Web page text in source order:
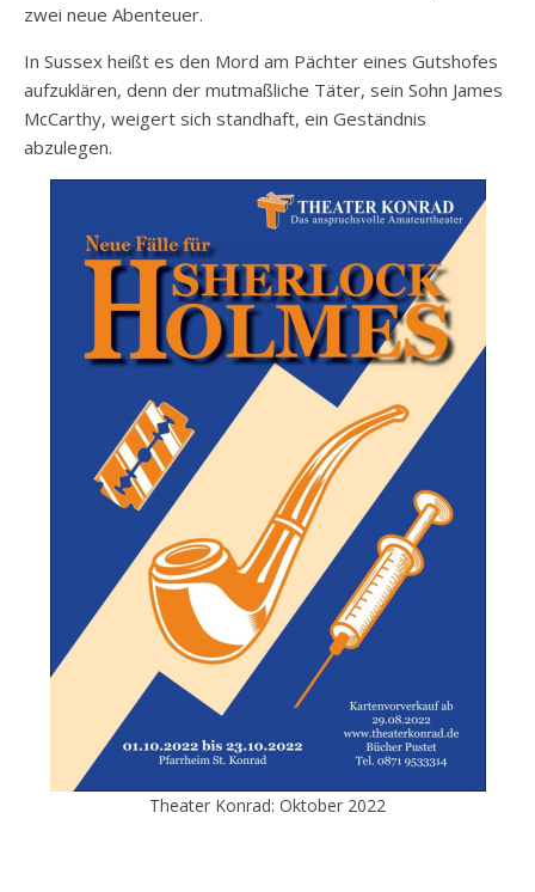
zwei neue Abenteuer.
In Sussex heißt es den Mord am Pächter eines Gutshofes
aufzuklären, denn der mutmaßliche Täter, sein Sohn James
McCarthy, weigert sich standhaft, ein Geständnis
abzulegen.
Theater Konrad: Oktober 2022